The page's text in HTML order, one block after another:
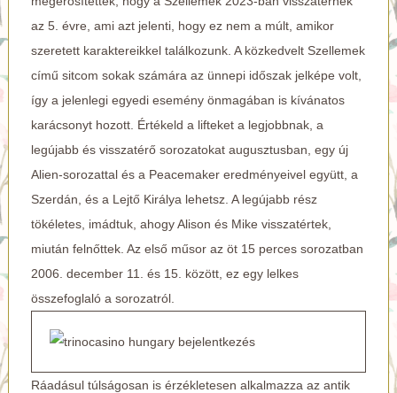
az 5. évre, ami azt jelenti, hogy ez nem a múlt, amikor
szeretett karaktereikkel találkozunk. A közkedvelt Szellemek
című sitcom sokak számára az ünnepi időszak jelképe volt,
így a jelenlegi egyedi esemény önmagában is kívánatos
karácsonyt hozott. Értékeld a lifteket a legjobbnak, a
legújabb és visszatérő sorozatokat augusztusban, egy új
Alien-sorozattal és a Peacemaker eredményeivel együtt, a
Szerdán, és a Lejtő Királya lehetsz. A legújabb rész
tökéletes, imádtuk, ahogy Alison és Mike visszatértek,
miután felnőttek. Az első műsor az öt 15 perces sorozatban
2006. december 11. és 15. között, ez egy lelkes
összefoglaló a sorozatról.
Ráadásul túlságosan is érzékletesen alkalmazza az antik